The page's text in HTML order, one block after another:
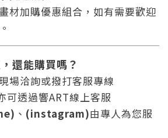
，請依照信件中的指示重新登
入。
到您的帳號重複登入，
」將前一位使用者強制登出。
材加購優惠組合，如有需要歡迎
還能購買嗎？
場洽詢或撥打客服專線
可透過響ART線上客服
、 (instagram)由專人為您服